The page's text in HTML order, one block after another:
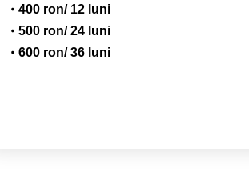
400 ron/ 12 luni
500 ron/ 24 luni
600 ron/ 36 luni